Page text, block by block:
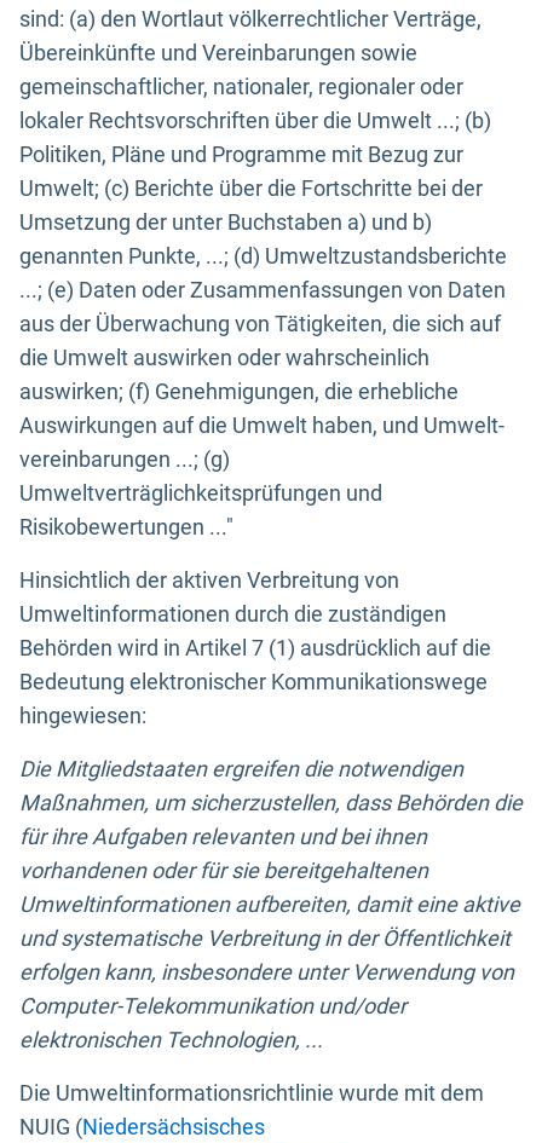
sind: (a) den Wortlaut völkerrechtlicher Verträge,
Übereinkünfte und Vereinbarungen sowie
gemeinschaftlicher, nationaler, regionaler oder
lokaler Rechtsvorschriften über die Umwelt ...; (b)
Politiken, Pläne und Programme mit Bezug zur
Umwelt; (c) Berichte über die Fortschritte bei der
Umsetzung der unter Buchstaben a) und b)
genannten Punkte, ...; (d) Umweltzustandsberichte
...; (e) Daten oder Zusammenfassungen von Daten
aus der Überwachung von Tätigkeiten, die sich auf
die Umwelt auswirken oder wahrscheinlich
auswirken; (f) Genehmigungen, die erhebliche
Auswirkungen auf die Umwelt haben, und Umwelt-
vereinbarungen ...; (g)
Umweltverträglichkeitsprüfungen und
Risikobewertungen ..."
Hinsichtlich der aktiven Verbreitung von
Umweltinformationen durch die zuständigen
Behörden wird in Artikel 7 (1) ausdrücklich auf die
Bedeutung elektronischer Kommunikationswege
hingewiesen:
Die Mitgliedstaaten ergreifen die notwendigen
Maßnahmen, um sicherzustellen, dass Behörden die
für ihre Aufgaben relevanten und bei ihnen
vorhandenen oder für sie bereitgehaltenen
Umweltinformationen aufbereiten, damit eine aktive
und systematische Verbreitung in der Öffentlichkeit
erfolgen kann, insbesondere unter Verwendung von
Computer-Telekommunikation und/oder
elektronischen Technologien, ...
Die Umweltinformationsrichtlinie wurde mit dem
NUIG (Niedersächsisches